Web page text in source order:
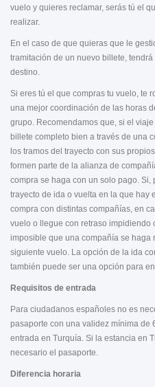
vuelo y quieres reclamar, serás tú el
realizar.
En el caso de que quieras que le
tramitación de un nuevo billete,
destino.
Si eres tú el que compras tu vuelo, te
una mejor coordinación de las horas
grupo. Recomendamos que, si el
billete completo bien a través de una
los tramos del trayecto con sus
formen parte de la alianza de
compra se haga con un solo pago.
trayecto de ida o vuelta en la que hay
compra con distintas compañías, en
vuelo o llegue con retraso impidiendo
imposible que una compañía se haga
siguiente vuelo. La opción de la ida
también puede ser una opción para
Requisitos de entrada
Para ciudadanos españoles no es
pasaporte con una validez mínima de
entrada en Turquía. Si la estancia en
necesario el pasaporte.
Diferencia horaria